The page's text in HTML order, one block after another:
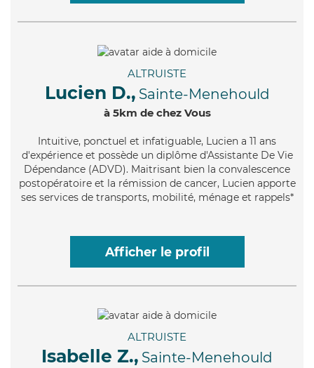
ALTRUISTE
Lucien D., Sainte-Menehould
à 5km de chez Vous
Intuitive, ponctuel et infatiguable, Lucien a 11 ans
d'expérience et possède un diplôme d'Assistante De Vie
Dépendance (ADVD). Maitrisant bien la convalescence
postopératoire et la rémission de cancer, Lucien apporte
ses services de transports, mobilité, ménage et rappels*
Afficher le profil
ALTRUISTE
Isabelle Z., Sainte-Menehould